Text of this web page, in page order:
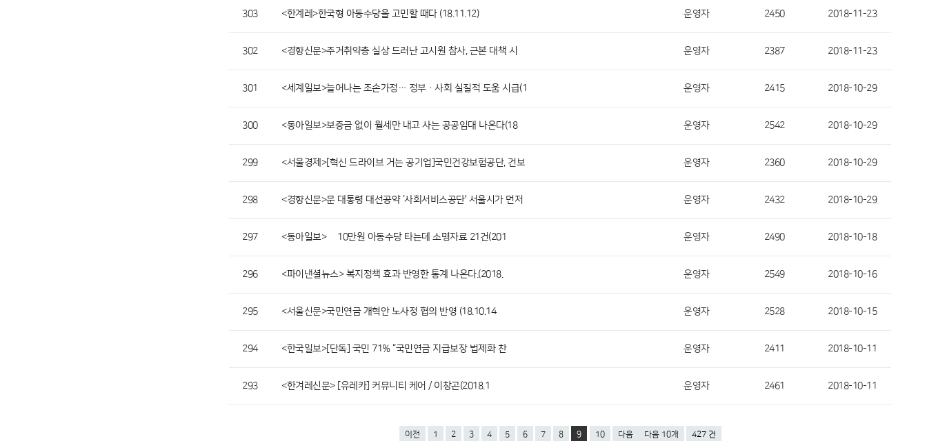
303 <한계레>한국형 아동수당을 고민할 때다 (18.11.12) 운영자 2450 2018-11-23
302 <경향신문>주거취약층 실상 드러난 고시원 참사, 근본 대책 시 운영자 2387 2018-11-23
301 <세계일보>늘어나는 조손가정… 정부·사회 실질적 도움 시급(1 운영자 2415 2018-10-29
300 <동아일보>보증금 없이 월세만 내고 사는 공공임대 나온다(18 운영자 2542 2018-10-29
299 <서울경제>[혁신 드라이브 거는 공기업]국민건강보험공단, 건보 운영자 2360 2018-10-29
298 <경향신문>문 대통령 대선공약 ‘사회서비스공단’ 서울시가 먼저 운영자 2432 2018-10-29
297 <동아일보> 月10만원 아동수당 타는데 소명자료 21건(201 운영자 2490 2018-10-18
296 <파이낸셜뉴스> 복지정책 효과 반영한 통계 나온다.(2018. 운영자 2549 2018-10-16
295 <서울신문>국민연금 개혁안 노사정 협의 반영 (18.10.14 운영자 2528 2018-10-15
294 <한국일보>[단독] 국민 71% “국민연금 지급보장 법제화 찬 운영자 2411 2018-10-11
293 <한겨레신문> [유레카] 커뮤니티 케어 / 이창곤(2018.1 운영자 2461 2018-10-11
이전 1 2 3 4 5 6 7 8 9 10 다음 다음 10개 427 건